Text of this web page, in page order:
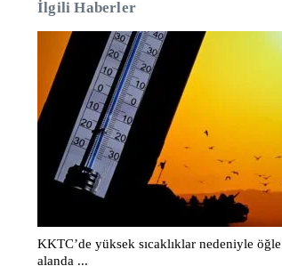
İlgili Haberler
KKTC’de yüksek sıcaklıklar nedeniyle
alanda ...